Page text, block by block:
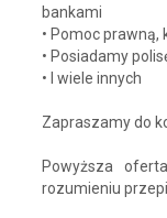
bankami
• Pomoc
• Posiadamy
• I wiele innych
Zapraszamy do
Powyższa
rozumieniu